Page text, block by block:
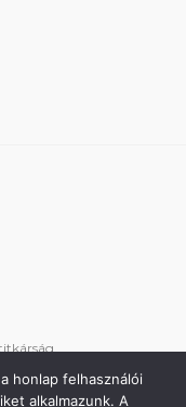
honlap felhasználói
alkalmazunk. A